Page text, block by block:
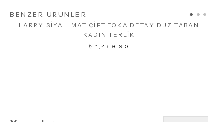
BENZER ÜRÜNLER
LARRY SİYAH MAT ÇİFT TOKA DETAY DÜZ TABAN
KADIN TERLİK
₺ 1,489.90